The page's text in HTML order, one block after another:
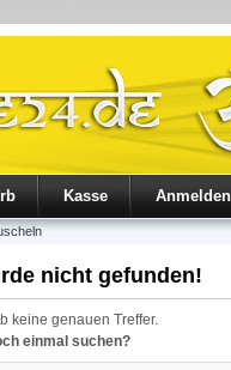
Kasse Anmelden
nicht gefunden!
keine genauen Treffer.
einmal suchen?